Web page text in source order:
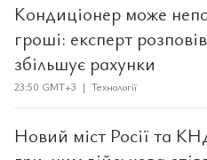
Кондиціонер може
гроші: експерт
збільшує рахунки
23:50 GMT+3 | Технології
Новий міст Росії та